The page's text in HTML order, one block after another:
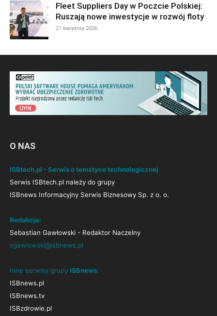
Fleet Suppliers Day w Poczcie Polskiej:
Ruszają nowe inwestycje w rozwój floty
21 kwietnia 2026
O NAS
ISBtech.pl - Serwis o tematyce technologicznej
Serwis ISBtech.pl należy do grupy
ISBnews Informacyjny Serwis Biznesowy Sp. z o. o.
Redakcja:
Sebastian Gawłowski - Redaktor Naczelny
sgawlowski@isbnews.pl
Inne serwisy grupy ISBnews:
ISBnews.pl
ISBnews.tv
ISBzdrowie.pl